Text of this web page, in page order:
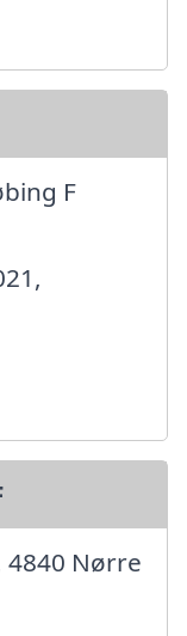
F
4840 Nørre